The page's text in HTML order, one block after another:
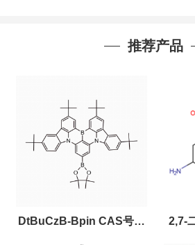
推荐产品
DtBuCzB-Bpin CAS号： 2,7-